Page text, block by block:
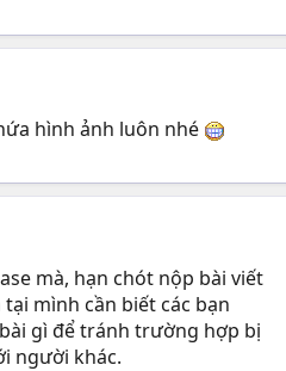
hình ảnh luôn nhé
mà, hạn chót nộp bài viết
mình cần biết các bạn
gì để tránh trường hợp bị
người khác.